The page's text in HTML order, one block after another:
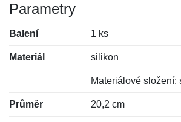
Parametry
Balení 1 ks
Materiál silikon
Materiálové složení:
Průměr 20,2 cm